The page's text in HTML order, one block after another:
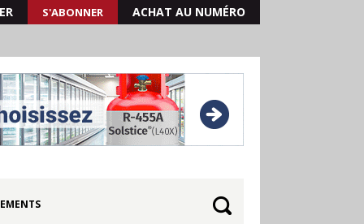
S'ABONNER ACHAT AU NUMÉRO